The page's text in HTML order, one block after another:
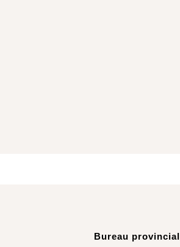
Bureau provincial